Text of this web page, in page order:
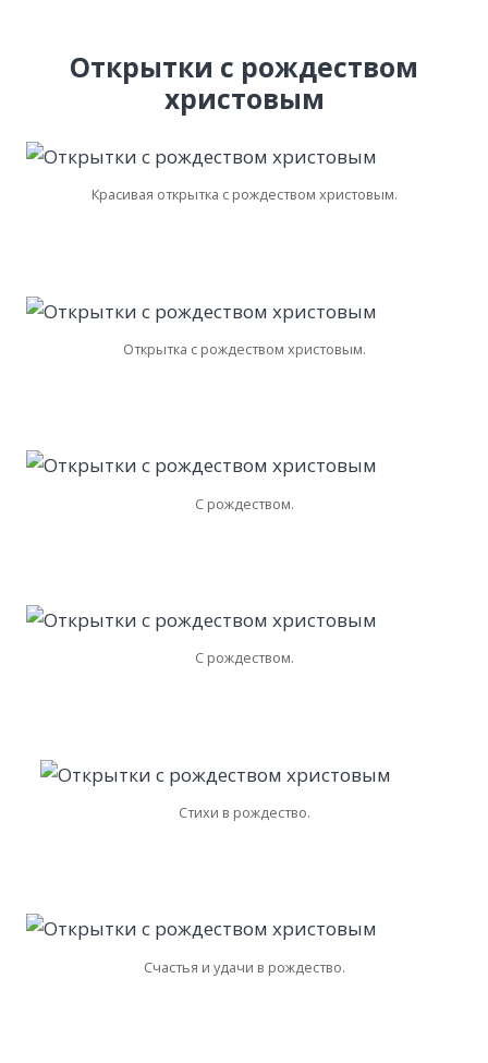
Открытки с рождеством
христовым
Красивая открытка с рождеством христовым.
Открытка с рождеством христовым.
С рождеством.
С рождеством.
Стихи в рождество.
Счастья и удачи в рождество.